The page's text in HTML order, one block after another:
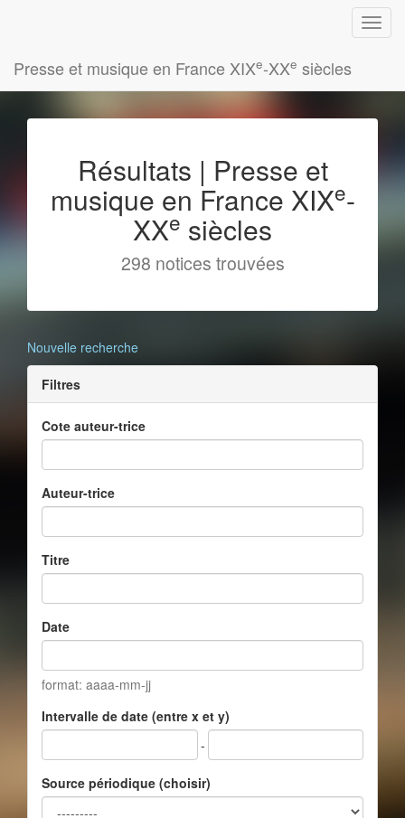
Presse et musique en France XIXe-XXe siècles
Résultats | Presse et
musique en France XIXe-
XXe siècles
298 notices trouvées
Nouvelle recherche
Filtres
Cote auteur-trice
Auteur-trice
Titre
Date
format: aaaa-mm-jj
Intervalle de date (entre x et y)
-
Source périodique (choisir)